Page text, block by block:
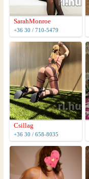
SarahMonroe
+36 30 / 710-5479
Csillag
+36 30 / 658-8035